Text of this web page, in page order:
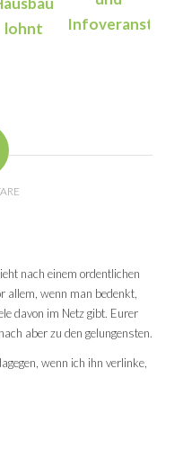
lohnt
nach einem ordentlichen
allem, wenn man bedenkt,
davon im Netz gibt. Eurer
aber zu den gelungensten.
wenn ich ihn verlinke,